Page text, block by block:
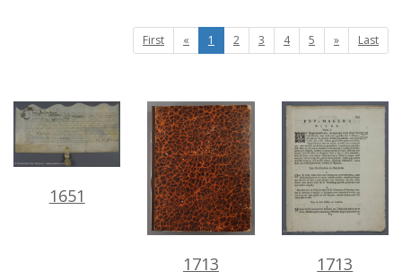
First « 1 2 3 4 5 » Last
1651
1713 1713